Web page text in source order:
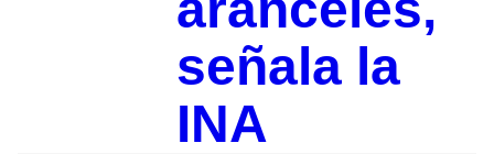
señala la
INA